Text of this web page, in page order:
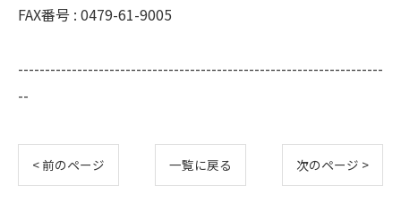
FAX番号 : 0479-61-9005
--------------------------------------------------------------------
--
< 前のページ 一覧に戻る 次のページ >